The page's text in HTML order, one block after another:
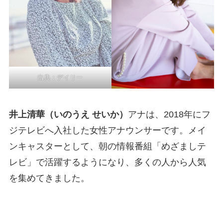
出典： デイリー
井上清華（いのうえ せいか） アナは、2018年にフ
ジテレビへ入社した女性アナウンサーです。メイ
ンキャスターとして、朝の情報番組「めざましテ
レビ」で活躍するようになり、多くの人から人気
を集めてきました。